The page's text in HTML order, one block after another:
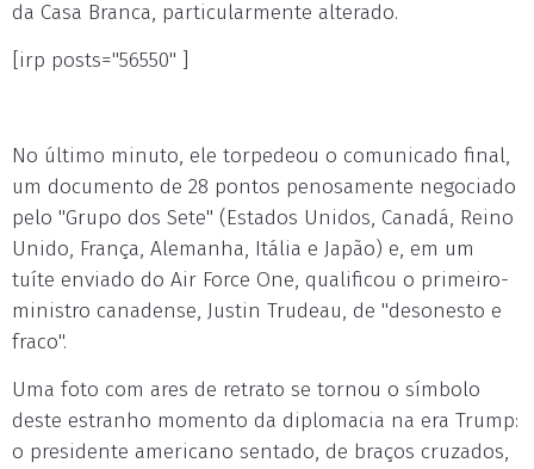
da Casa Branca, particularmente alterado.
[irp posts="56550" ]
No último minuto, ele torpedeou o comunicado final,
um documento de 28 pontos penosamente negociado
pelo "Grupo dos Sete" (Estados Unidos, Canadá, Reino
Unido, França, Alemanha, Itália e Japão) e, em um
tuíte enviado do Air Force One, qualificou o primeiro-
ministro canadense, Justin Trudeau, de "desonesto e
fraco".
Uma foto com ares de retrato se tornou o símbolo
deste estranho momento da diplomacia na era Trump:
o presidente americano sentado, de braços cruzados,